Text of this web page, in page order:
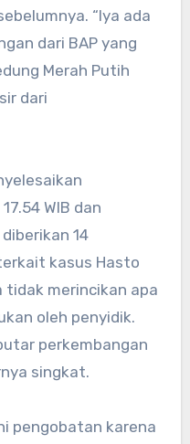
“Iya ada
dari BAP yang
Merah Putih
dari
WIB dan
14
kasus Hasto
tidak merincikan apa
oleh penyidik.
perkembangan
singkat.
pengobatan karena